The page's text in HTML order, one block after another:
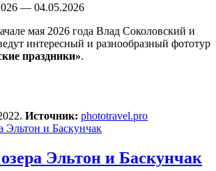
— 04.05.2026
мая 2026 года Влад Соколовский и
интересный и разнообразный фототур
праздники».
Источник: phototravel.pro
Эльтон и Баскунчак